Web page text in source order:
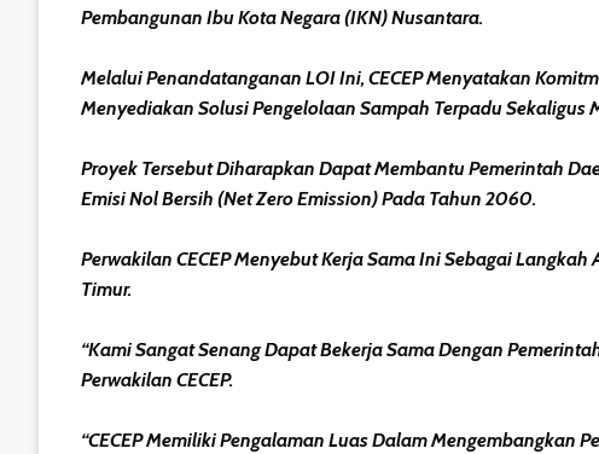
Pembangunan Ibu Kota Negara (IKN) Nusantara.
Melalui Penandatanganan LOI Ini, CECEP Menyatakan
Menyediakan Solusi Pengelolaan Sampah Terpadu Sekaligus
Proyek Tersebut Diharapkan Dapat Membantu Pemerintah
Emisi Nol Bersih (net Zero Emission) Pada Tahun 2060.
Perwakilan CECEP Menyebut Kerja Sama Ini Sebagai
Timur.
“Kami Sangat Senang Dapat Bekerja Sama Dengan
Perwakilan CECEP.
“CECEP Memiliki Pengalaman Luas Dalam Mengembangkan